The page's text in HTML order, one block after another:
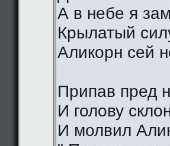
А в небе я
Крылатый
Аликорн сей
Припав пред
И голову
И молвил